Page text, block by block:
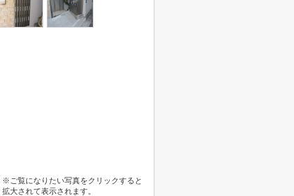
※ご覧になりたい写真をクリックすると
拡大されて表示されます。